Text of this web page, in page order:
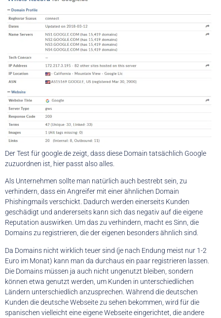
Der Test für google.de zeigt, dass diese Domain tatsächlich Google
zuzuordnen ist, hier passt also alles.
Als Unternehmen sollte man natürlich auch bestrebt sein, zu
verhindern, dass ein Angreifer mit einer ähnlichen Domain
Phishingmails verschickt. Dadurch werden einerseits Kunden
geschädigt und andererseits kann sich das negativ auf die eigene
Reputation auswirken. Um das zu verhindern, macht es Sinn, die
Domains zu registrieren, die der eigenen besonders ähnlich sind.
Da Domains nicht wirklich teuer sind (je nach Endung meist nur 1-2
Euro im Monat) kann man da durchaus ein paar registrieren lassen.
Die Domains müssen ja auch nicht ungenutzt bleiben, sondern
können etwa genutzt werden, um Kunden in unterschiedlichen
Ländern unterschiedlich anzusprechen. Während die deutschen
Kunden die deutsche Webseite zu sehen bekommen, wird für die
spanischen vielleicht eine eigene Webseite eingerichtet, die andere